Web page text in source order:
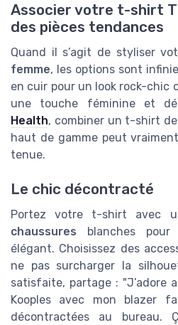
Associer votre t-shirt
des pièces tendances
Quand il s’agit de styliser
femme, les options sont
en cuir pour un look rock-chic
une touche féminine et
Health, combiner un t-shirt
haut de gamme peut
tenue.
Le chic décontracté
Portez votre t-shirt avec
chaussures blanches
élégant. Choisissez des
ne pas surcharger la
satisfaite, partage : "J’adore
Kooples avec mon blazer
décontractées au bureau.